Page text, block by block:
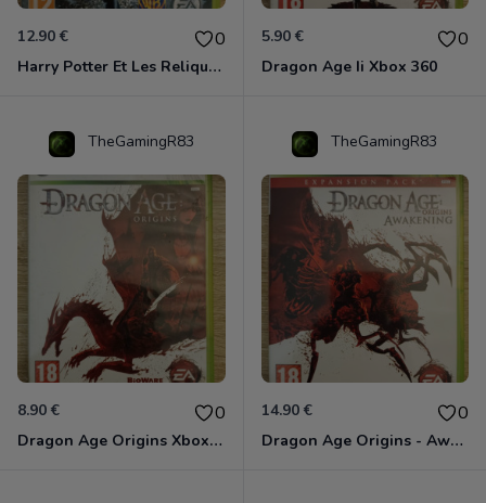
12.90 € 0
Harry Potter Et Les Reliques De La Mort - 1ère Partie Xbox 360
5.90 € 0
Dragon Age Ii Xbox 360
TheGamingR83
8.90 € 0
Dragon Age Origins Xbox 360
TheGamingR83
14.90 € 0
Dragon Age Origins - Awakening Xbox 360